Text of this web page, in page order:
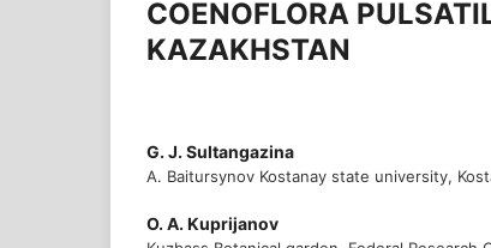
COENOFLORA
KAZAKHSTAN
G. J. Sultangazina
A. Baitursynov Kostanay state university,
О. А. Kuprijanov